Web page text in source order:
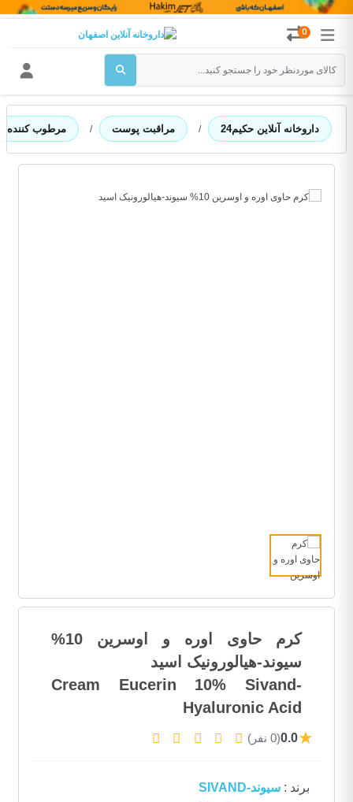
0
داروخانه آنلاین حکیم24 / مراقبت پوست / مرطوب کننده
کرم حاوی اوره و اوسرین 10%
سیوند-هیالورونیک اسید
Cream Eucerin 10% Sivand-
Hyaluronic Acid
★
0.0(0 نفر)
برند :سیوند-SIVAND